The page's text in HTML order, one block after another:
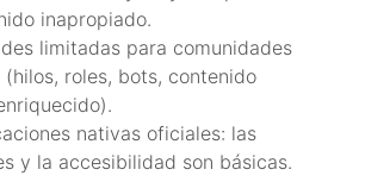
inapropiado.
limitadas para comunidades
roles, bots, contenido
nativas oficiales: las
y la accesibilidad son básicas.